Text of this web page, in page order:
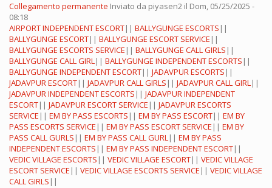
Collegamento permanente Inviato da piyasen2 il Dom, 05/25/2025 -
08:18
AIRPORT INDEPENDENT ESCORT|| BALLYGUNGE ESCORTS ||
BALLYGUNGE ESCORT|| BALLYGUNGE ESCORT SERVICE ||
BALLYGUNGE ESCORTS SERVICE || BALLYGUNGE CALL GIRLS ||
BALLYGUNGE CALL GIRL|| BALLYGUNGE INDEPENDENT ESCORTS ||
BALLYGUNGE INDEPENDENT ESCORT|| JADAVPUR ESCORTS ||
JADAVPUR ESCORT|| JADAVPUR CALL GIRLS || JADAVPUR CALL GIRL||
JADAVPUR INDEPENDENT ESCORTS || JADAVPUR INDEPENDENT
ESCORT|| JADAVPUR ESCORT SERVICE || JADAVPUR ESCORTS
SERVICE || EM BY PASS ESCORTS || EM BY PASS ESCORT|| EM BY
PASS ESCORTS SERVICE || EM BY PASS ESCORT SERVICE || EM BY
PASS CALL GURLS || EM BY PASS CALL GURL|| EM BY PASS
INDEPENDENT ESCORTS || EM BY PASS INDEPENDENT ESCORT||
VEDIC VILLAGE ESCORTS || VEDIC VILLAGE ESCORT|| VEDIC VILLAGE
ESCORT SERVICE || VEDIC VILLAGE ESCORTS SERVICE || VEDIC VILLAGE
CALL GIRLS ||